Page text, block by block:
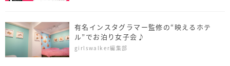
有名インスタグラマー監修の“映えるホテ
ル”でお泊り女子会♪
girlswalker編集部